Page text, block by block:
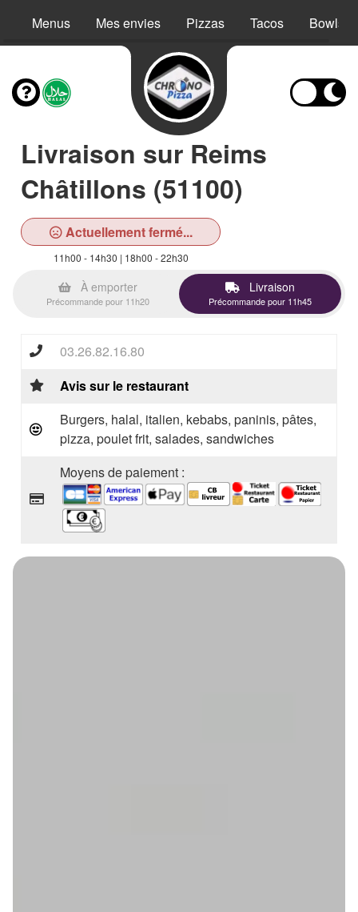
Menus Mes envies Pizzas Tacos Bowls
Livraison sur Reims
Châtillons (51100)
Actuellement fermé...
11h00 - 14h30 | 18h00 - 22h30
À emporter
Précommande pour 11h20
Livraison
Précommande pour 11h45
03.26.82.16.80
Avis sur le restaurant
Burgers, halal, italien, kebabs, paninis, pâtes,
pizza, poulet frit, salades, sandwiches
Moyens de paiement :